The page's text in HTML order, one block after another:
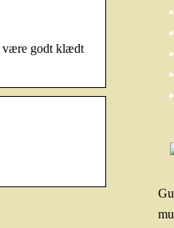
være godt klædt